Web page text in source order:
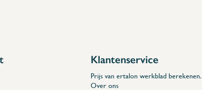
Klantenservice
Prijs van ertalon werkblad berekenen.
Over ons